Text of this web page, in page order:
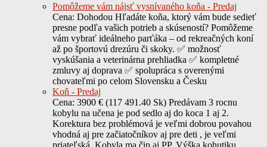
Pomôžeme vám nájsť vysnívaného koňa - Predaj
Cena: Dohodou Hľadáte koňa, ktorý vám bude sedieť
presne podľa vašich potrieb a skúseností? Pomôžeme
vám vybrať ideálneho parťáka – od rekreačných koní
až po športovú drezúru či skoky. ✅ možnosť
vyskúšania a veterinárna prehliadka ✅ kompletné
zmluvy aj doprava ✅ spolupráca s overenými
chovateľmi po celom Slovensku a Česku
Koň - Predaj
Cena: 3900 € (117 491.40 Sk) Predávam 3 rocnu
kobylu na učena je pod sedlo aj do koca 1 aj 2.
Korektura bez problémová je veľmi dobrou povahou
vhodná aj pre začiatočníkov aj pre deti , je veľmi
priateľská. Kobyla ma čip aj PP. Výška kohutiku